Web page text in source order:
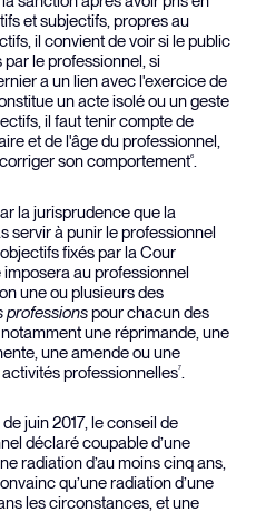
et subjectifs, propres au
il convient de voir si le public
le professionnel, si
a un lien avec l'exercice de
un acte isolé ou un geste
il faut tenir compte de
et de l'âge du professionnel,
son comportement6.
la jurisprudence que la
servir à punir le professionnel
fixés par la Cour
imposera au professionnel
une ou plusieurs des
professionspour chacun des
une réprimande, une
une amende ou une
professionnelles7
juin 2017, le conseil de
déclaré coupable d’une
radiation d’au moins cinq ans,
qu’une radiation d’une
les circonstances, et une